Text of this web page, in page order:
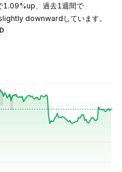
1.09%up、過去1週間で
downwardしています。